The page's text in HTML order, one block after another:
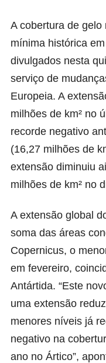
A cobertura de
mínima histórica
divulgados nesta
serviço de
Europeia. A
milhões de km² no
recorde negativo
(16,27 milhões de
extensão diminuiu
milhões de km² no
A extensão global
soma das áreas
Copernicus, o
em fevereiro,
Antártida. “Este
uma extensão
menores níveis já
negativo na
ano no Ártico”,